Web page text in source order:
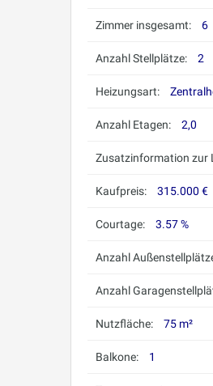
Zimmer insgesamt: 6
Anzahl Stellplätze: 2
Heizungsart:
Anzahl Etagen: 2,0
Zusatzinformation zur
Kaufpreis: 315.000 €
Courtage: 3.57 %
Anzahl
Anzahl
Nutzfläche: 75 m²
Balkone: 1